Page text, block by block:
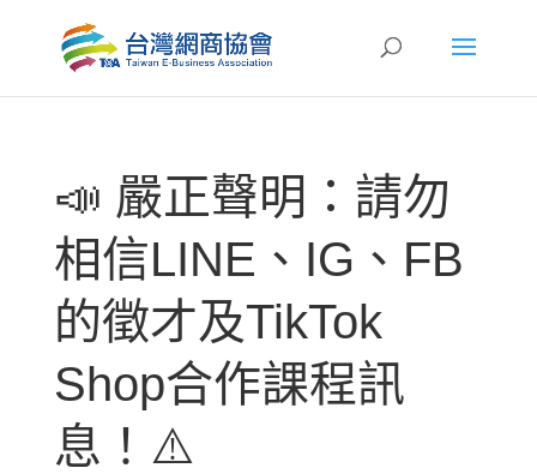
📣 嚴正聲明：請勿
相信LINE、IG、FB
的徵才及TikTok
Shop合作課程訊
息！⚠️